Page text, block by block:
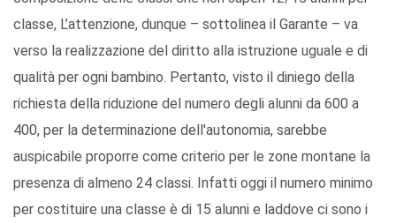
classe, L’attenzione, dunque – sottolinea il Garante – va
verso la realizzazione del diritto alla istruzione uguale e di
qualità per ogni bambino. Pertanto, visto il diniego della
richiesta della riduzione del numero degli alunni da 600 a
400, per la determinazione dell'autonomia, sarebbe
auspicabile proporre come criterio per le zone montane la
presenza di almeno 24 classi. Infatti oggi il numero minimo
per costituire una classe è di 15 alunni e laddove ci sono i